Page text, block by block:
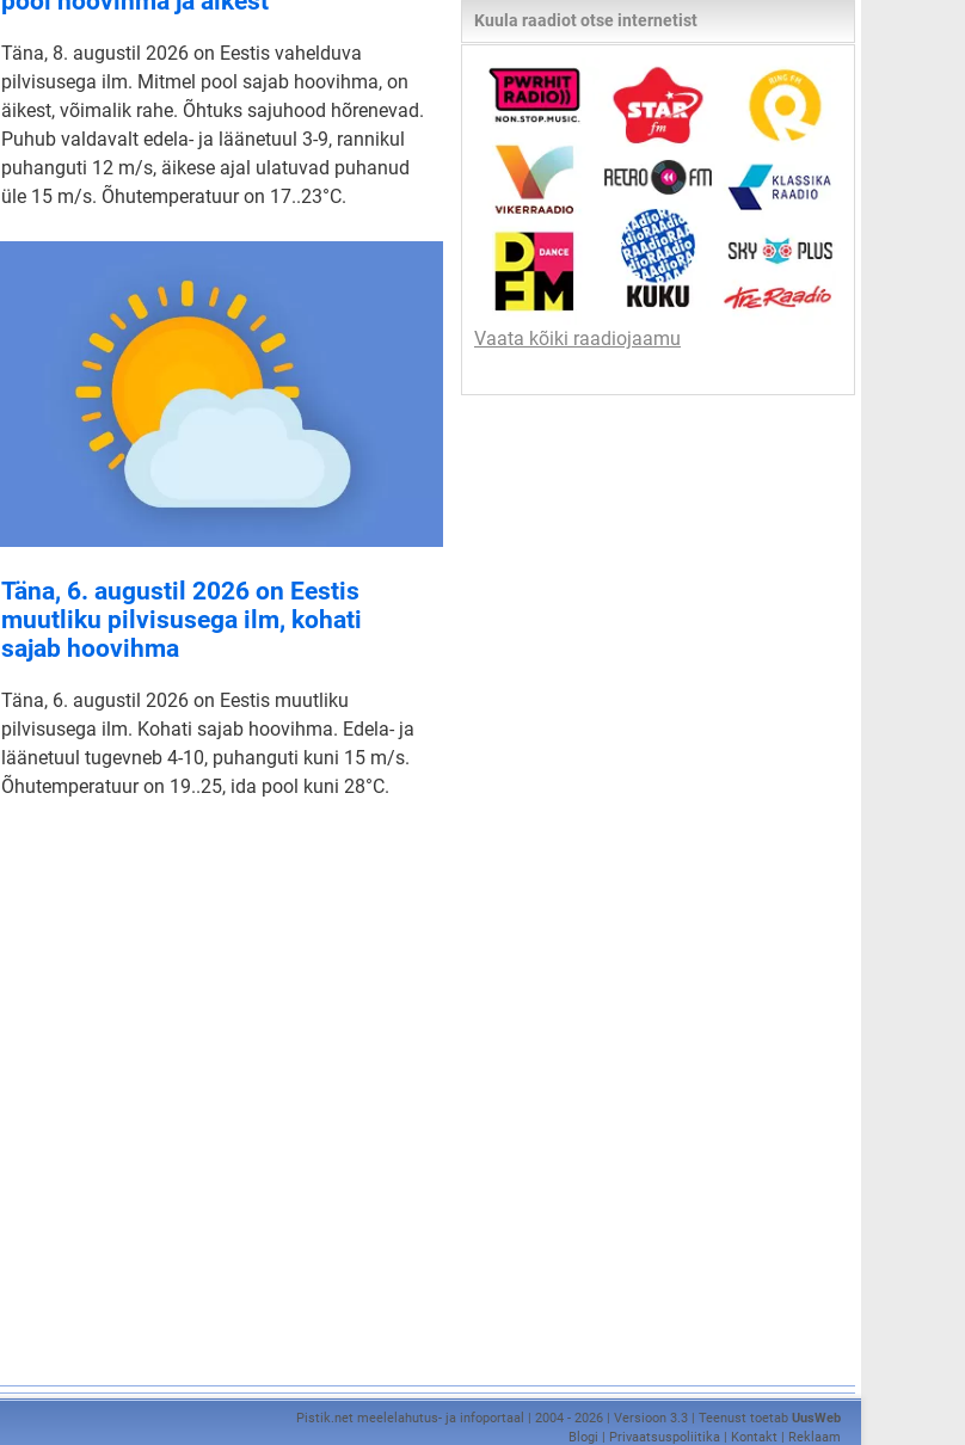
Täna, 8. augustil 2026 on Eestis vahelduva
pilvisusega ilm. Mitmel pool sajab hoovihma, on
äikest, võimalik rahe. Õhtuks sajuhood hõrenevad.
Puhub valdavalt edela- ja läänetuul 3-9, rannikul
puhanguti 12 m/s, äikese ajal ulatuvad puhanud
üle 15 m/s. Õhutemperatuur on 17..23°C.
Täna, 6. augustil 2026 on Eestis
muutliku pilvisusega ilm, kohati
sajab hoovihma
Täna, 6. augustil 2026 on Eestis muutliku
pilvisusega ilm. Kohati sajab hoovihma. Edela- ja
läänetuul tugevneb 4-10, puhanguti kuni 15 m/s.
Õhutemperatuur on 19..25, ida pool kuni 28°C.
Kuula raadiot otse internetist
Vaata kõiki raadiojaamu
Pistik.net meelelahutus- ja infoportaal | 2004 - 2026 | Versioon 3.3 | Teenust toetab UusWeb
Blogi | Privaatsuspoliitika | Kontakt | Reklaam